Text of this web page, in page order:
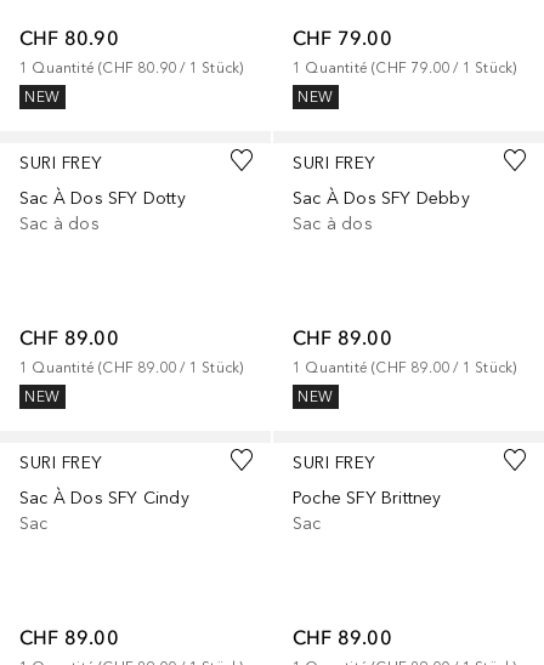
CHF 80.90
1 Quantité (CHF 80.90 / 1 Stück)
NEW
CHF 79.00
1 Quantité (CHF 79.00 / 1 Stück)
NEW
SURI FREY
Sac À Dos SFY Dotty
Sac à dos
CHF 89.00
1 Quantité (CHF 89.00 / 1 Stück)
NEW
+
SURI FREY
Sac À Dos SFY Debby
Sac à dos
CHF 89.00
1 Quantité (CHF 89.00 / 1 Stück)
NEW
SURI FREY
Sac À Dos SFY Cindy
Sac
CHF 89.00
SURI FREY
Poche SFY Brittney
Sac
CHF 89.00